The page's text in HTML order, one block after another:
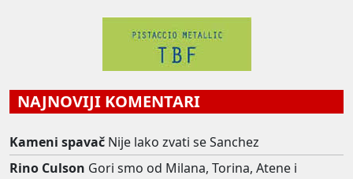
NAJNOVIJI KOMENTARI
Kameni spavač Nije lako zvati se Sanchez
Rino Culson Gori smo od Milana, Torina, Atene i